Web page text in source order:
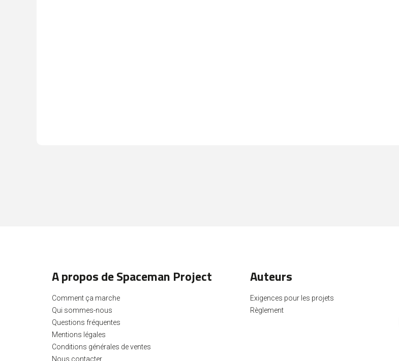
A propos de Spaceman Project
Comment ça marche
Qui sommes-nous
Questions fréquentes
Mentions légales
Conditions générales de ventes
Nous contacter
Auteurs
Exigences pour les projets
Règlement